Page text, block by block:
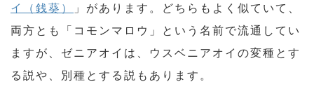
イ（銭葵）
」があります。どちらもよく似ていて、
両方とも「コモンマロウ」という名前で流通してい
ますが、ゼニアオイは、ウスベニアオイの変種とす
る説や、別種とする説もあります。